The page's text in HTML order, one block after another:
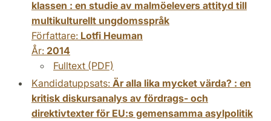
klassen : en studie av malmöelevers attityd till
multikulturellt ungdomsspråk
Författare: Lotfi Heuman
År: 2014
Fulltext (PDF)
Kandidatuppsats: Är alla lika mycket värda? : en
kritisk diskursanalys av fördrags- och
direktivtexter för EU:s gemensamma asylpolitik